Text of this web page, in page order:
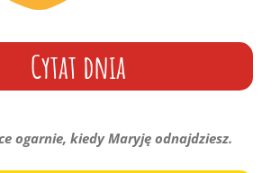
Cytat dnia
ogarnie, kiedy Maryję odnajdziesz.